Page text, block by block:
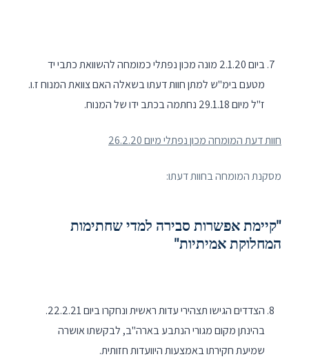
ביום 2.1.20 מונה מכון נפתלי כמומחה להשוואת כתבי יד
מטעם בימ"ש למתן חוות דעתו בשאלה האם צוואת המנוח ז.ו.
ז"ל מיום 29.1.18 נחתמה בכתב ידו של המנוח.
חוות דעת המומחה מכון נפתלי מיום 26.2.20
מסקנת המומחה בחוות דעתו:
"קיימת אפשרות סבירה למדי שחתימות
המחלוקת אמיתיות"
הצדדים הגישו תצהירי עדות ראשית ונחקרו ביום 22.2.21.
בהינתן מקום מגורי הנתבע בארה"ב, לבקשתו אושרה
שמיעת חקירתו באמצעות היוועדות חזותית.